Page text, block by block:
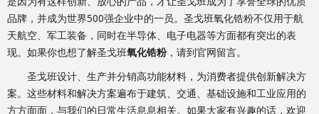
品牌，并成为世界500强企业中的一员。圣戈班氧化锆粉不仅用于航
天航空、军工装备，同时在半导体、电子电器等方面都有突出的表
现。如果你也想了解圣戈班氧化锆粉，请到官网留言。
圣戈班设计、生产并分销高功能材料，为消费者提供创新解决方
案。这些材料和解决方案遍布于建筑、交通、基础设施和工业应用的
方方面面，与我们的日常生活息息相关。如果大家有兴趣的话，欢迎